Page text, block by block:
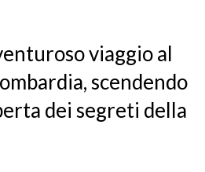
viaggio al
scendendo
dei segreti della